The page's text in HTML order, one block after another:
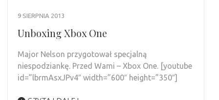
9 SIERPNIA 2013
Unboxing Xbox One
Major Nelson przygotował specjalną
niespodziankę. Przed Wami – Xbox One. [youtube
id=”lbrmAsxJPv4″ width=”600″ height=”350″]